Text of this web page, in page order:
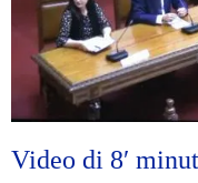
Video di 8′